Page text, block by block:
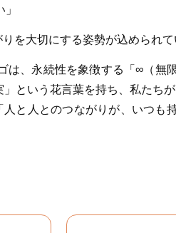
切にする姿勢が込められて
は、永続性を象徴する「∞（無
という花言葉を持ち、私たち
と人とのつながりが、いつも